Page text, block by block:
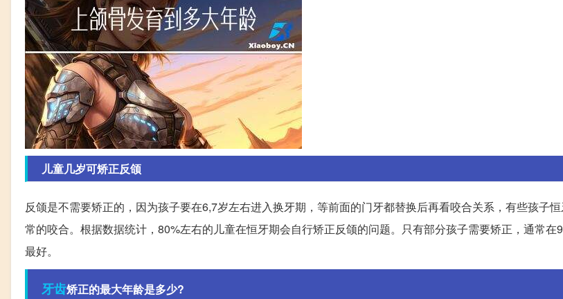
儿童几岁可矫正反颌
反颌是不需要矫正的，因为孩子要在6,7岁左右进入换牙期，等前面的门牙都替换后再看咬合关系，有些孩子
常的咬合。根据数据统计，80%左右的儿童在恒牙期会自行矫正反颌的问题。只有部分孩子需要矫正，通常在
最好。
牙齿矫正的最大年龄是多少?